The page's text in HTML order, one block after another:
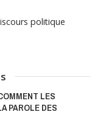
politique
LES
PAROLE DES